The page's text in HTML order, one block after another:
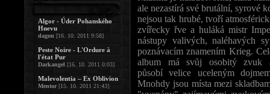
ale nezastírá své brutální, syrové
nejsou tak hrubé, tvoří
zvířecky řve a huláká mistr
nástupy valivých, naléhavých
poznávacím znamením Krieg.
album má svůj osobitý zvuk
působí velice uceleným
Mnohdy jsou místa mezi
Algor - Úder Pohanského
Hnevu
dagon [16. 10. 2011 9:58]
Peste Noire - L'Ordure à
l'état Pur
Darkangel [16. 10. 2011 0:03]
Malevolentia – Ex Oblivion
Mentor[15. 10. 2011 21:43]